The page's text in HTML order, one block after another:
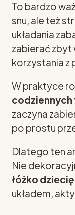
To bardzo
snu, ale też
układania
zabierać zbyt
korzystania z
W praktyce
codziennych
zaczyna
po prostu
Dlatego ten
Nie
łóżko
układem,